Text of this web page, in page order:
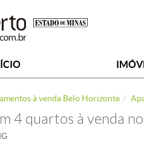
à venda Belo Horizonte
4 quartos à venda